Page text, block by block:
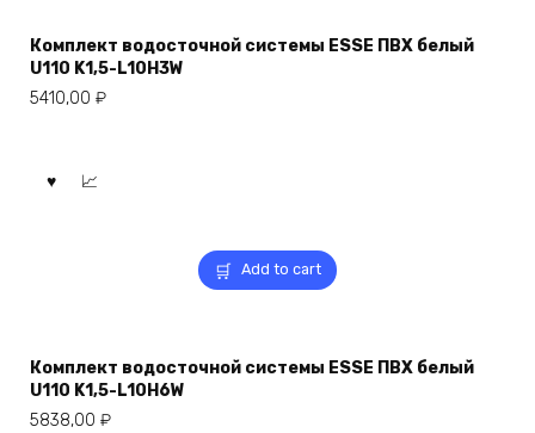
Комплект водосточной системы ESSE ПВХ белый
U110 K1,5-L10H3W
5410,00 ₽
Add to cart
Комплект водосточной системы ESSE ПВХ белый
U110 K1,5-L10H6W
5838,00 ₽